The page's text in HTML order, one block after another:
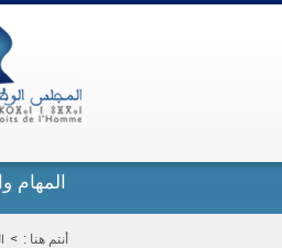
تجاوز إلى المحتوى الرئيسي
المهام
أنتم هنا :